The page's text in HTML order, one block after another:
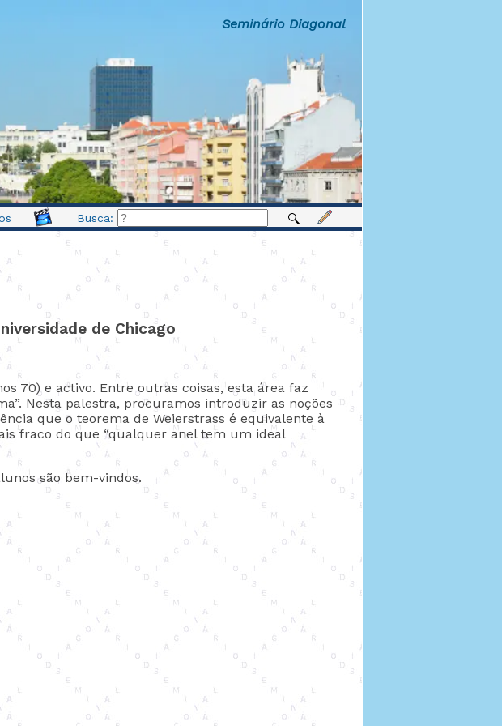
Seminário Diagonal
Busca:
de Chicago
70) e activo. Entre outras coisas, esta área faz
Nesta palestra, procuramos introduzir as noções
que o teorema de Weierstrass é equivalente à
fraco do que “qualquer anel tem um ideal
são bem-vindos.